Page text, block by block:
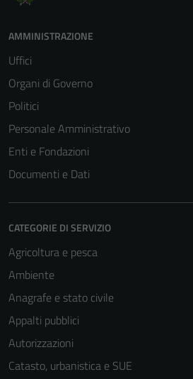
AMMINISTRAZIONE
Uffici
Organi di Governo
Politici
Personale Amministrativo
Enti e Fondazioni
Documenti e Dati
CATEGORIE DI SERVIZIO
Agricoltura e pesca
Ambiente
Anagrafe e stato civile
Appalti pubblici
Autorizzazioni
Catasto, urbanistica e SUE